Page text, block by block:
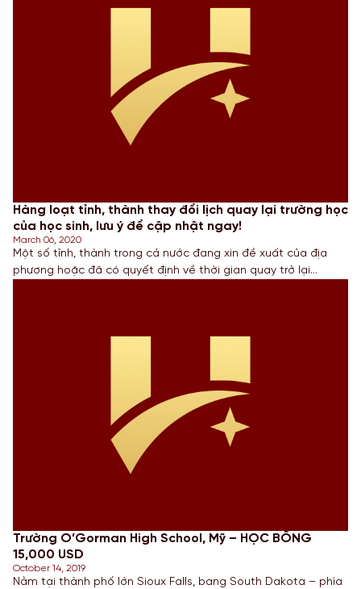
Hàng loạt tỉnh, thành thay đổi lịch quay lại trường học
của học sinh, lưu ý để cập nhật ngay!
March 06, 2020
Một số tỉnh, thành trong cả nước đang xin đề xuất của địa
phương hoặc đã có quyết định về thời gian quay trở lại
Trường O’Gorman High School, Mỹ – HỌC BỔNG
15,000 USD
October 14, 2019
Nằm tại thành phố lớn Sioux Falls, bang South Dakota – phía